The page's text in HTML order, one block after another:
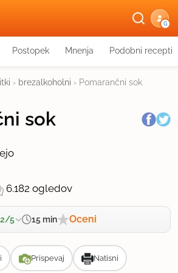
G
Postopek Mnenja Podobni recepti
› brezalkoholni › Pomarančni sok
sok
6.182 ogledov
2/5 15 min Oceni
Prispevaj Natisni